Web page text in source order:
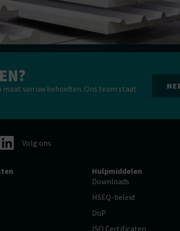
landbouw- en utiliteitsbouw. Ze bestaan
manier van isoleren zijn. Terwijl […]
van uw behoeften. Ons team staat
Volg ons
Hulpmiddelen
Downloads
HSEQ-beleid
DoP
ISO Certificaten